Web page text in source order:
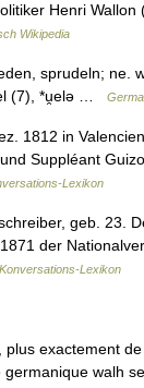
Henri Wallon
Wikipedia
sprudeln; ne.
(7), *u̯elə …
1812 in
Suppléant
Lexikon
geb. 23.
der
Lexikon
exactement
walh